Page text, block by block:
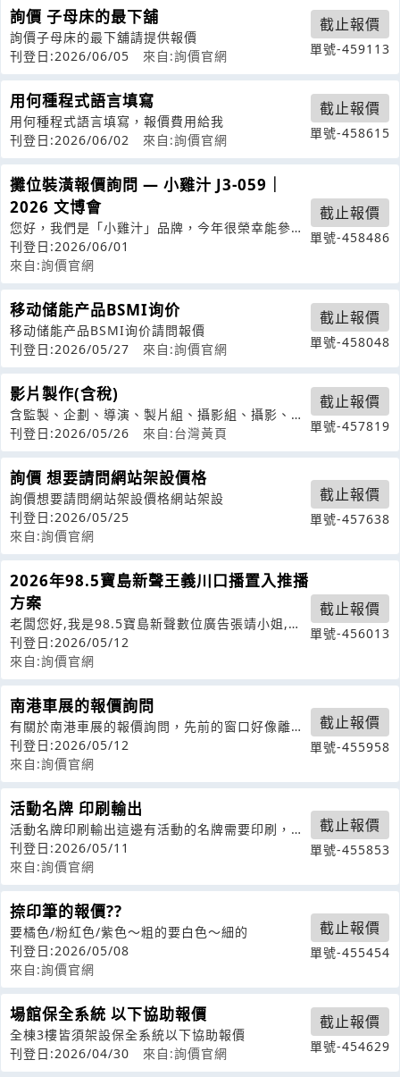
詢價 子母床的最下舖
詢價子母床的最下舖請提供報價
刊登日:2026/06/05
來自:詢價官網
截止報價
單號-459113
用何種程式語言填寫
用何種程式語言填寫，報價費用給我
刊登日:2026/06/02
來自:詢價官網
截止報價
單號-458615
攤位裝潢報價詢問 — 小雞汁 J3-059｜
2026 文博會
您好，我們是「小雞汁」品牌，今年很榮幸能參加
2026文博會，這次我們攤位編號為J
刊登日:2026/06/01
來自:詢價官網
截止報價
單號-458486
移动储能产品BSMI询价
移动储能产品BSMI询价請問報價
刊登日:2026/05/27
來自:詢價官網
截止報價
單號-458048
影片製作(含稅)
含監製、企劃、導演、製片組、攝影組、攝影、燈
光器材、收音、後製剪輯、特效、渲染、
刊登日:2026/05/26 來自:台灣黃頁
截止報價
單號-457819
詢價 想要請問網站架設價格
詢價想要請問網站架設價格網站架設
刊登日:2026/05/25
來自:詢價官網
截止報價
單號-457638
2026年98.5寶島新聲王義川口播置入推播
方案
老闆您好,我是98.5寶島新聲數位廣告張靖小姐,想
提供我司新節目王義川委員口播廣
刊登日:2026/05/12
來自:詢價官網
截止報價
單號-456013
南港車展的報價詢問
有關於南港車展的報價詢問，先前的窗口好像離開
了，再麻煩聯繫我
刊登日:2026/05/12
來自:詢價官網
截止報價
單號-455958
活動名牌 印刷輸出
活動名牌印刷輸出這邊有活動的名牌需要印刷，想
詢問是否可以印刷，價格，約112份
刊登日:2026/05/11
來自:詢價官網
截止報價
單號-455853
捺印筆的報價??
要橘色/粉紅色/紫色～粗的要白色～細的
刊登日:2026/05/08
來自:詢價官網
截止報價
單號-455454
場館保全系統 以下協助報價
全棟3樓皆須架設保全系統以下協助報價
刊登日:2026/04/30
來自:詢價官網
截止報價
單號-454629